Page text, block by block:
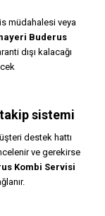
müdahalesi veya
Buderus
dışı kalacağı
sistemi
destek hattı
ve gerekirse
Kombi Servisi